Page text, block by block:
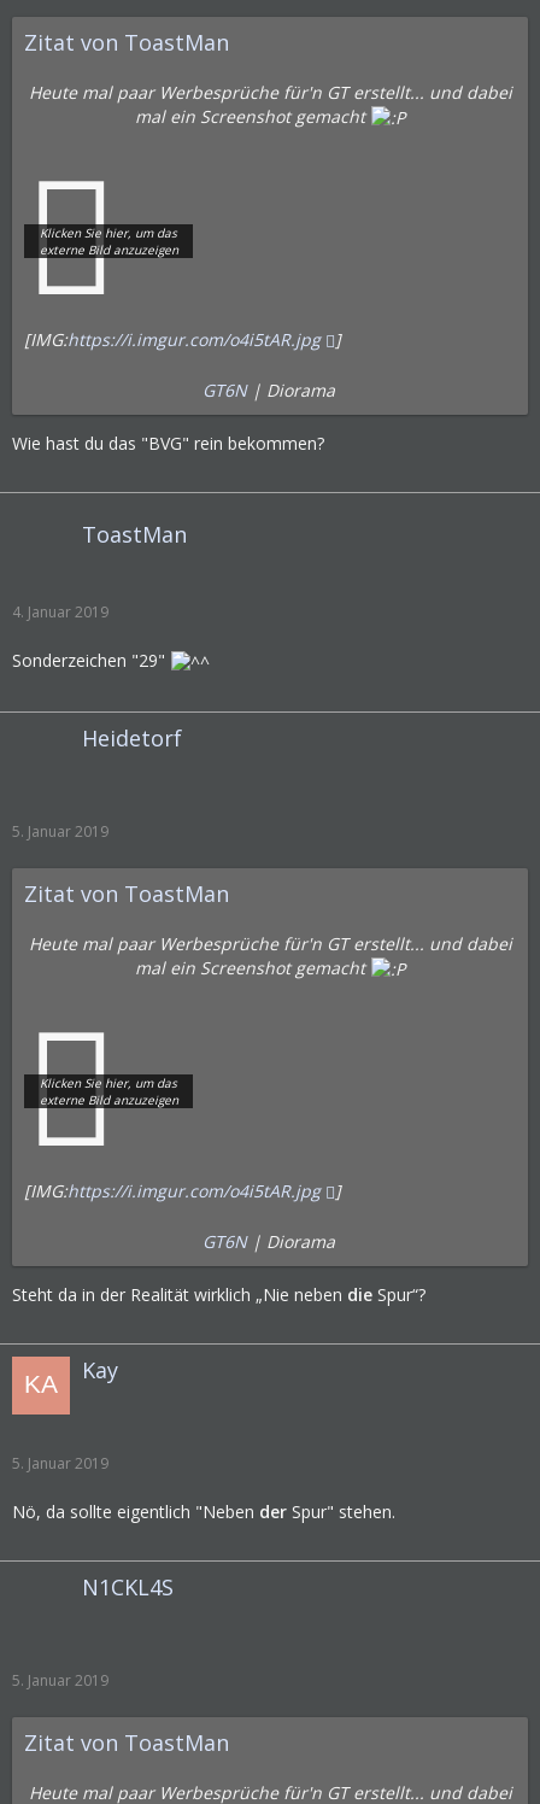
Zitat von ToastMan
Heute mal paar Werbesprüche für'n GT erstellt... und dabei
mal ein Screenshot gemacht
[IMG:https://i.imgur.com/o4i5tAR.jpg ]
GT6N| Diorama
Wie hast du das "BVG" rein bekommen?
ToastMan
4. Januar 2019
Sonderzeichen "29"
Heidetorf
5. Januar 2019
Zitat von ToastMan
Heute mal paar Werbesprüche für'n GT erstellt... und dabei
mal ein Screenshot gemacht
[IMG:https://i.imgur.com/o4i5tAR.jpg ]
GT6N| Diorama
Steht da in der Realität wirklich „Nie neben die Spur“?
Kay
5. Januar 2019
Nö, da sollte eigentlich "Neben der Spur" stehen.
N1CKL4S
5. Januar 2019
Zitat von ToastMan
Heute mal paar Werbesprüche für'n GT erstellt... und dabei